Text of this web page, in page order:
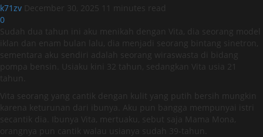
k71zv December 30, 2025
11 minutes read
0
Sudah dua tahun ini aku menikah dengan Vita, dia seorang model
iklan dan enam bulan lalu, dia menjadi seorang bintang sinetron,
sementara aku sendiri adalah seorang wiraswasta di bidang
pompa bensin. Usiaku kini 32 tahun, sedangkan Vita usia 21
tahun.
Vita seorang yang cantik dengan kulit yang putih bersih mungkin
karena keturunan dari ibunya. Aku pun bangga mempunyai istri
secantik dia. Ibunya Vita, mertuaku, sebut saja Mama Mona,
orangnya pun cantik walau usianya sudah 39-tahun.